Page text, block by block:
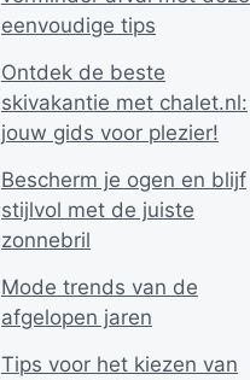
eenvoudige tips
Ontdek de beste
skivakantie met chalet.nl:
jouw gids voor plezier!
Bescherm je ogen en blijf
stijlvol met de juiste
zonnebril
Mode trends van de
afgelopen jaren
Tips voor het kiezen van